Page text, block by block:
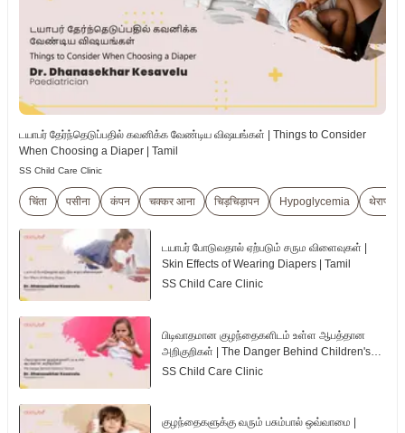
டயாபர் தேர்ந்தெடுப்பதில் கவனிக்க வேண்டிய விஷயங்கள் | Things to Consider
When Choosing a Diaper | Tamil
SS Child Care Clinic
चिंता पसीना कंपन चक्कर आना चिड़चिड़ापन Hypoglycemia
டயாபர் போடுவதால் ஏற்படும் சரும விளைவுகள் |
Skin Effects of Wearing Diapers | Tamil
SS Child Care Clinic
பிடிவாதமான குழந்தைகளிடம் உள்ள ஆபத்தான
அறிகுறிகள் | The Danger Behind Children's
Tantrum | Tamil
SS Child Care Clinic
குழந்தைகளுக்கு வரும் பசும்பால் ஒவ்வாமை |